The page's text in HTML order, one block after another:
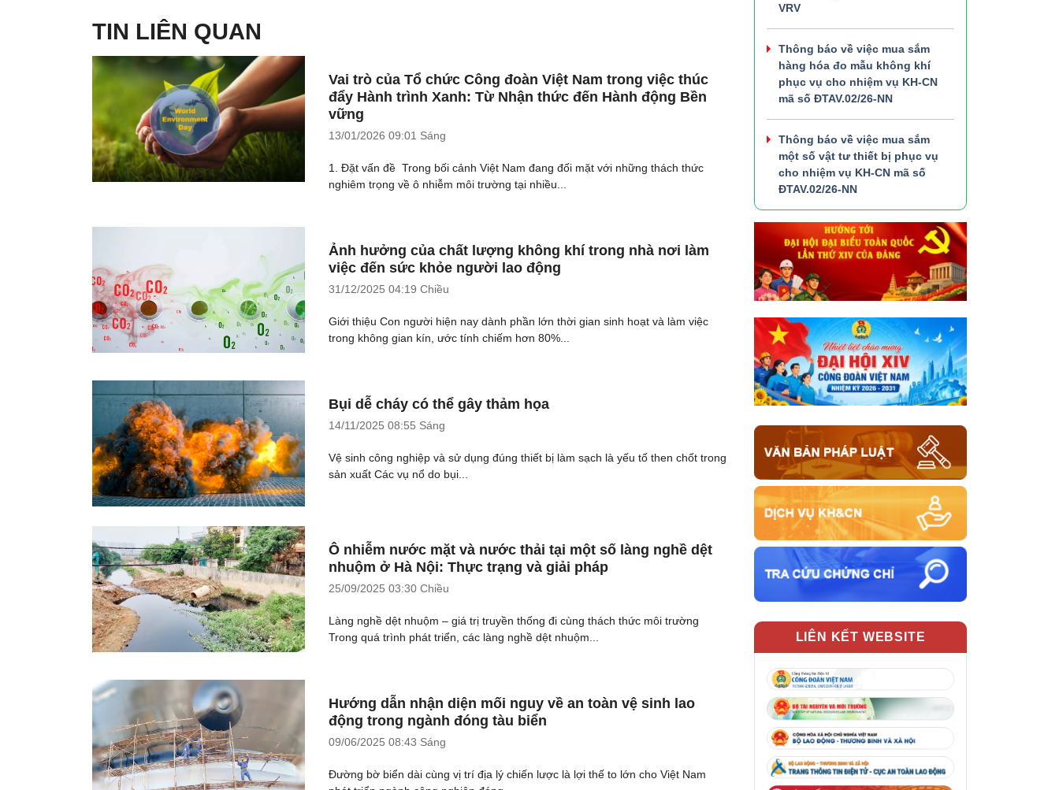
TIN LIÊN QUAN
Vai trò của Tổ chức Công đoàn Việt Nam trong việc thúc
đẩy Hành trình Xanh: Từ Nhận thức đến Hành động Bền
vững
13/01/2026 09:01 Sáng
1. Đặt vấn đề Trong bối cảnh Việt Nam đang đối mặt với những thách thức
nghiêm trọng về ô nhiễm môi trường tại nhiều...
Ảnh hưởng của chất lượng không khí trong nhà nơi làm
việc đến sức khỏe người lao động
31/12/2025 04:19 Chiều
Giới thiệu Con người hiện nay dành phần lớn thời gian sinh hoạt và làm việc
trong không gian kín, ước tính chiếm hơn 80%...
Bụi dễ cháy có thể gây thảm họa
14/11/2025 08:55 Sáng
Vệ sinh công nghiệp và sử dụng đúng thiết bị làm sạch là yếu tố then chốt trong
sản xuất Các vụ nổ do bụi...
Ô nhiễm nước mặt và nước thải tại một số làng nghề dệt
nhuộm ở Hà Nội: Thực trạng và giải pháp
25/09/2025 03:30 Chiều
Làng nghề dệt nhuộm – giá trị truyền thống đi cùng thách thức môi trường
Trong quá trình phát triển, các làng nghề dệt nhuộm...
Hướng dẫn nhận diện mối nguy về an toàn vệ sinh lao
động trong ngành đóng tàu biển
09/06/2025 08:43 Sáng
Đường bờ biển dài cùng vị trí địa lý chiến lược là lợi thế to lớn cho Việt Nam
VRV
Thông báo về việc mua sắm
hàng hóa đo mẫu không khí
phục vụ cho nhiệm vụ KH-CN
mã số ĐTAV.02/26-NN
Thông báo về việc mua sắm
một số vật tư thiết bị phục vụ
cho nhiệm vụ KH-CN mã số
ĐTAV.02/26-NN
LIÊN KẾT WEBSITE